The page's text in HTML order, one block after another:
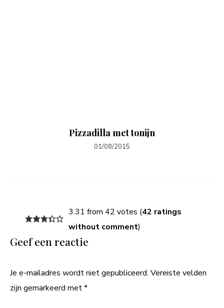
Pizzadilla met tonijn
01/08/2015
3.31 from 42 votes (42 ratings
without comment)
Geef een reactie
Je e-mailadres wordt niet gepubliceerd. Vereiste velden
zijn gemarkeerd met*